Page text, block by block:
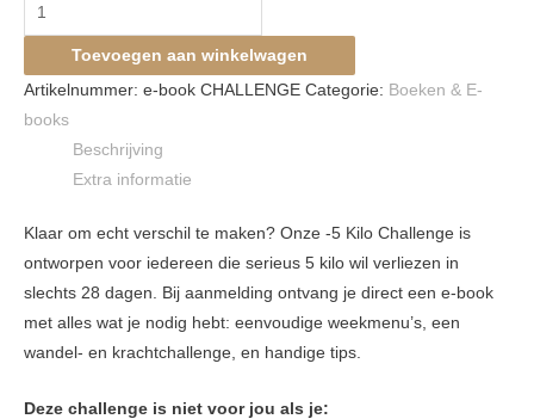
Toevoegen aan winkelwagen
Artikelnummer: e-book CHALLENGE Categorie: Boeken & E-
books
Beschrijving
Extra informatie
Klaar om echt verschil te maken? Onze -5 Kilo Challenge is
ontworpen voor iedereen die serieus 5 kilo wil verliezen in
slechts 28 dagen. Bij aanmelding ontvang je direct een e-book
met alles wat je nodig hebt: eenvoudige weekmenu’s, een
wandel- en krachtchallenge, en handige tips.
Deze challenge is niet voor jou als je: